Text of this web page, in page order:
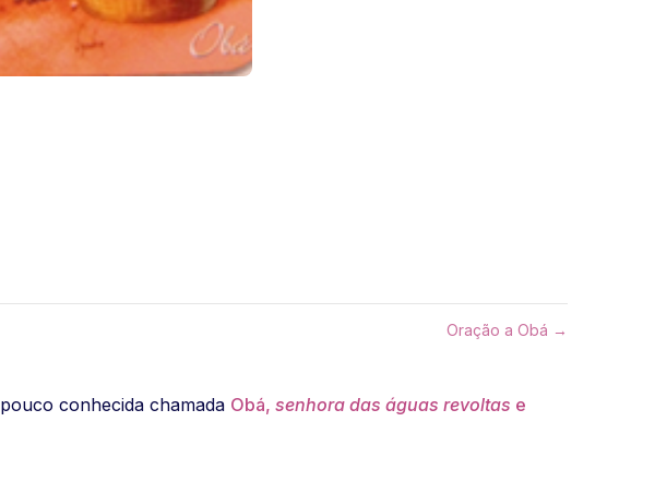
Oração a Obá →
pouco conhecida chamada Obá, senhora das águas revoltas e